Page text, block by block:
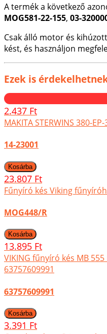
A termék a következő
MOG581-22-155, 03-
Csak álló motor és
kést, és használjon
Ezek is
2.437 Ft
MAKITA STERWINS 380-
14-23001
23.807 Ft
Fűnyíró kés Viking
MOG448/R
13.895 Ft
VIKING fűnyíró kés MB
63757609991
63757609991
3.391 Ft